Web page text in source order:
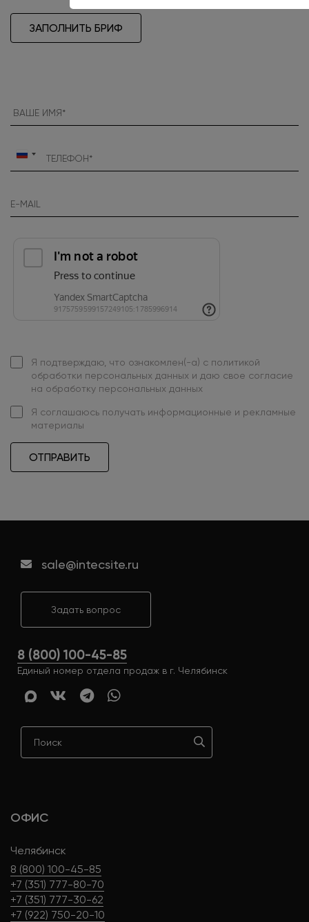
ЗАПОЛНИТЬ БРИФ
Россия
Я подтверждаю, что ознакомлен(-а) с политикой
обработки персональных данных и даю свое согласие
на обработку персональных данных
Я соглашаюсь получать информационные и рекламные
материалы
ОТПРАВИТЬ
sale@intecsite.ru
Задать вопрос
8 (800) 100-45-85
Единый номер отдела продаж в г. Челябинск
ОФИС
Челябинск
8 (800) 100-45-85
+7 (351) 777-80-70
+7 (351) 777-30-62
+7 (922) 750-20-10